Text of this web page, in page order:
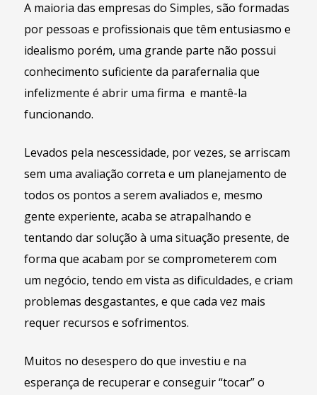
A maioria das empresas do Simples, são formadas
por pessoas e profissionais que têm entusiasmo e
idealismo porém, uma grande parte não possui
conhecimento suficiente da parafernalia que
infelizmente é abrir uma firma e mantê-la
funcionando.
Levados pela nescessidade, por vezes, se arriscam
sem uma avaliação correta e um planejamento de
todos os pontos a serem avaliados e, mesmo
gente experiente, acaba se atrapalhando e
tentando dar solução à uma situação presente, de
forma que acabam por se comprometerem com
um negócio, tendo em vista as dificuldades, e criam
problemas desgastantes, e que cada vez mais
requer recursos e sofrimentos.
Muitos no desespero do que investiu e na
esperança de recuperar e conseguir “tocar” o